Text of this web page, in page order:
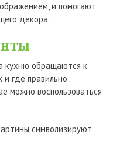
и помогают
декора.
кухню обращаются к
где правильно
можно воспользоваться
символизируют